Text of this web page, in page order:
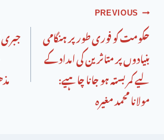
PREVIOUS
حکومت کو فوری طور پر ہنگامی
بنیادوں پر متاثرین کی امداد کے
لیے کمر بستہ ہو جانا چاہیے:
مولانا محمد مغیرہ